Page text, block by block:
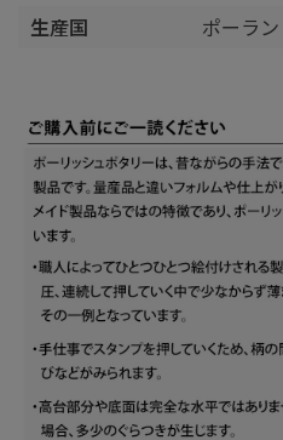
生産国
ポーラン